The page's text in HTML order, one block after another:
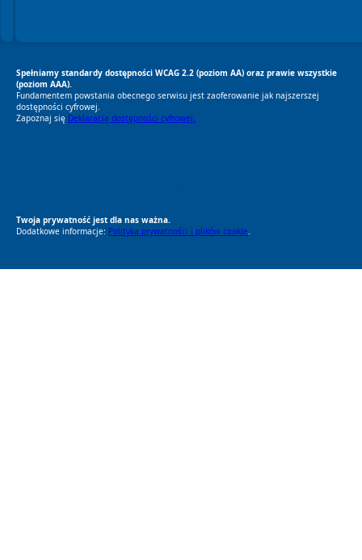
Spełniamy standardy dostępności WCAG 2.2 (poziom AA) oraz prawie wszystkie
(poziom AAA).
Fundamentem powstania obecnego serwisu jest zaoferowanie jak najszerszej
dostępności cyfrowej.
Zapoznaj się Deklaracją dostępności cyfrowej.
Twoja prywatność jest dla nas ważna.
Dodatkowe informacje: Polityka prywatności i plików cookie